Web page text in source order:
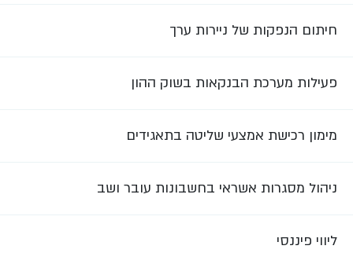
חיתום הנפקות של ניירות ערך
פעילות מערכת הבנקאות בשוק ההון
מימון רכישת אמצעי שליטה בתאגידים
ניהול מסגרות אשראי בחשבונות עובר ושב
ליווי פיננסי